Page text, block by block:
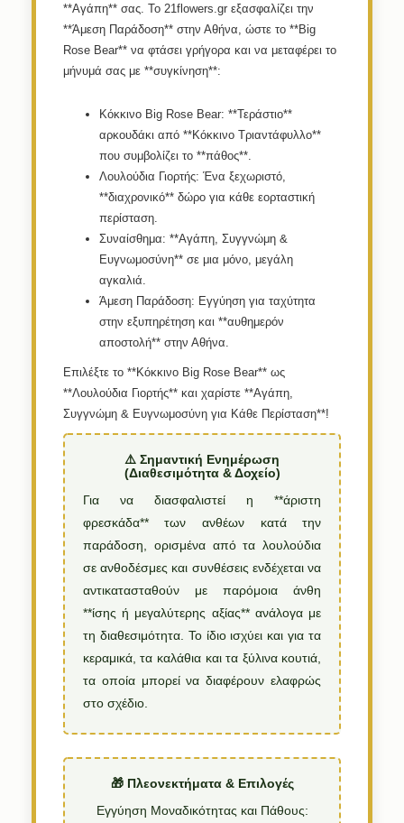
**Αγάπη** σας. Το 21flowers.gr εξασφαλίζει την
**Άμεση Παράδοση** στην Αθήνα, ώστε το **Big
Rose Bear** να φτάσει γρήγορα και να μεταφέρει το
μήνυμά σας με **συγκίνηση**:
Κόκκινο Big Rose Bear: **Τεράστιο**
αρκουδάκι από **Κόκκινο Τριαντάφυλλο**
που συμβολίζει το **πάθος**.
Λουλούδια Γιορτής: Ένα ξεχωριστό,
**διαχρονικό** δώρο για κάθε εορταστική
περίσταση.
Συναίσθημα: **Αγάπη, Συγγνώμη &
Ευγνωμοσύνη** σε μια μόνο, μεγάλη
αγκαλιά.
Άμεση Παράδοση: Εγγύηση για ταχύτητα
στην εξυπηρέτηση και **αυθημερόν
αποστολή** στην Αθήνα.
Επιλέξτε το **Κόκκινο Big Rose Bear** ως
**Λουλούδια Γιορτής** και χαρίστε **Αγάπη,
Συγγνώμη & Ευγνωμοσύνη για Κάθε Περίσταση**!
⚠️ Σημαντική Ενημέρωση
(Διαθεσιμότητα & Δοχείο)
Για να διασφαλιστεί η **άριστη
φρεσκάδα** των ανθέων κατά την
παράδοση, ορισμένα από τα λουλούδια
σε ανθοδέσμες και συνθέσεις ενδέχεται να
αντικατασταθούν με παρόμοια άνθη
**ίσης ή μεγαλύτερης αξίας** ανάλογα με
τη διαθεσιμότητα. Το ίδιο ισχύει και για τα
κεραμικά, τα καλάθια και τα ξύλινα κουτιά,
τα οποία μπορεί να διαφέρουν ελαφρώς
στο σχέδιο.
🎁 Πλεονεκτήματα & Επιλογές
Εγγύηση Μοναδικότητας και Πάθους: